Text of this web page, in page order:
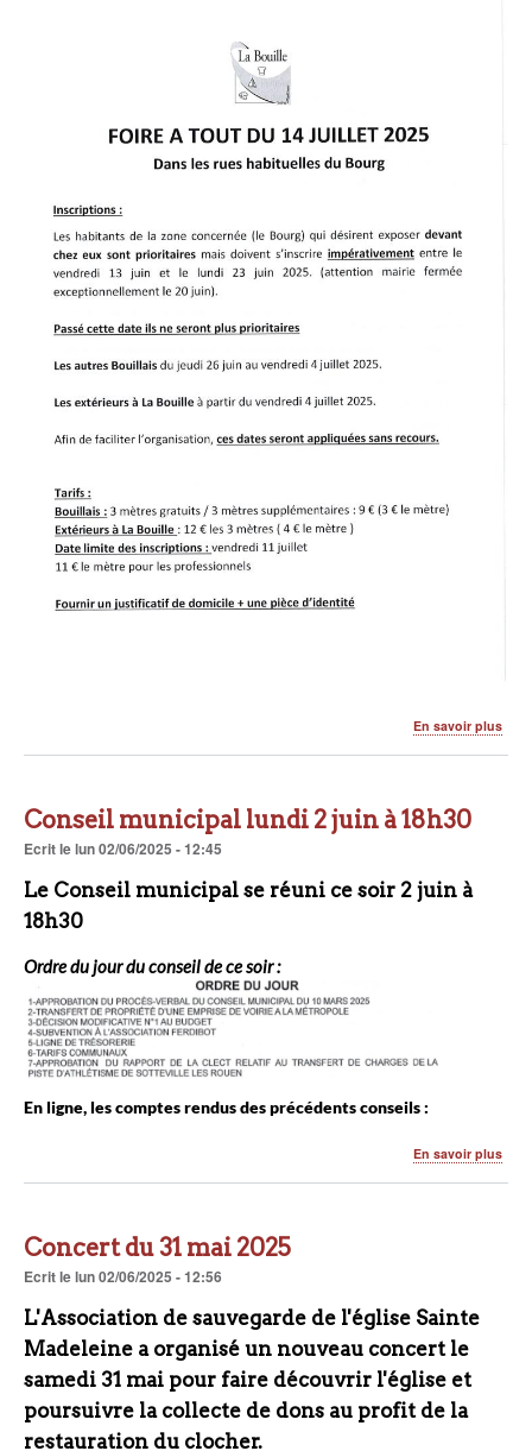
En savoir plussur
Conseil municipal lundi 2 juin à 18h30
Ecritlelun 02/06/2025 - 12:45
Le Conseil municipal se réuni ce soir 2 juin à
18h30
Ordre du jour du conseil de ce soir :
En ligne, les comptes rendus des précédents conseils :
En savoir plussur
Concert du 31 mai 2025
Ecritlelun 02/06/2025 - 12:56
L'Association de sauvegarde de l'église Sainte
Madeleine a organisé un nouveau concert le
samedi 31 mai pour faire découvrir l'église et
poursuivre la collecte de dons au profit de la
restauration du clocher.